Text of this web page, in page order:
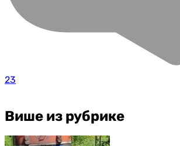
23
Више из рубрике